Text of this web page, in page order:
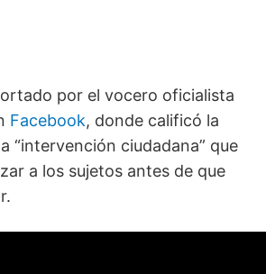
por el vocero oficialista
Facebook, donde calificó la
“intervención ciudadana” que
a los sujetos antes de que